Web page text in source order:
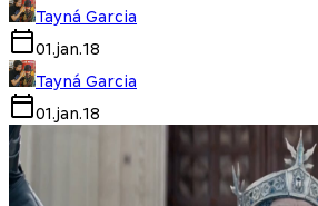
Tayná Garcia
01.jan.18
Tayná Garcia
01.jan.18